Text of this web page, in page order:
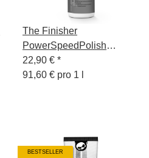
The Finisher
PowerSpeedPolish
OneStepPolitur 250ml
22,90 € *
91,60 € pro 1 l
BESTSELLER